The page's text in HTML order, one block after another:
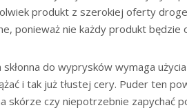
produkt z szerokiej oferty
ponieważ nie każdy produkt
skłonna do wyprysków wymaga
i tak już tłustej cery. Puder ten
skórze czy niepotrzebnie zapychać